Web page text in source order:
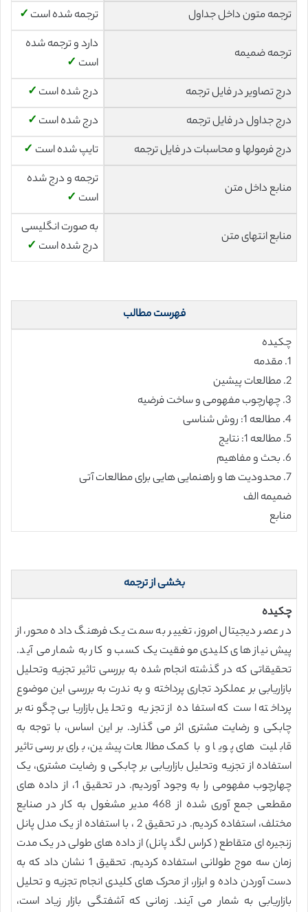
ترجمه متون داخل جداول ترجمه شده است ✓
ترجمه ضمیمه
دارد و ترجمه شده
است ✓
درج تصاویر در فایل ترجمه
درج شده است ✓
درج جداول در فایل ترجمه
درج شده است ✓
درج فرمولها و محاسبات در فایل ترجمه
تایپ شده است ✓
منابع داخل متن
ترجمه و درج شده
است ✓
منابع انتهای متن
به صورت انگلیسی
درج شده است ✓
فهرست مطالب
چکیده
1. مقدمه
2. مطالعات پیشین
3. چهارچوب مفهومی و ساخت فرضیه
4. مطالعه 1: روش شناسی
5. مطالعه 1: نتایج
6. بحث و مفاهیم
7. محدودیت ها و راهنمایی هایی برای مطالعات آتی
ضمیمه الف
منابع
بخشی از ترجمه
چکیده
در عصر دیجیتال امروز، تغییر به سمت یک فرهنگ داده محور، از
پیش نیاز های کلیدی موفقیت یک کسب و کار به شمار می آید.
تحقیقاتی که در گذشته انجام شده به بررسی تاثیر تجزیه وتحلیل
بازاریابی بر عملکرد تجاری پرداخته و به ندرت به بررسی این موضوع
پرداخته است که استفاده از تجزیه و تحلیل بازاریابی چگونه بر
چابکی و رضایت مشتری اثر می گذارد. بر این اساس، با توجه به
قابلیت های پویا و با کمک مطالعات پیشین، برای بررسی تاثیر
استفاده از تجزیه وتحلیل بازاریابی بر چابکی و رضایت مشتری، یک
چهارچوب مفهومی را به وجود آوردیم. در تحقیق 1، از داده های
مقطعی جمع آوری شده از 468 مدیر مشغول به کار در صنایع
مختلف، استفاده کردیم. در تحقیق 2 ، با استفاده از یک مدل پانل
زنجیره ای متقاطع ( کراس لگد پانل) از داده های طولی در یک مدت
زمان سه موج طولانی استفاده کردیم. تحقیق 1 نشان داد که به
دست آوردن داده و ابزار، از محرک های کلیدی انجام تجزیه و تحلیل
بازاریابی به شمار می آیند. زمانی که آشفتگی بازار زیاد است،